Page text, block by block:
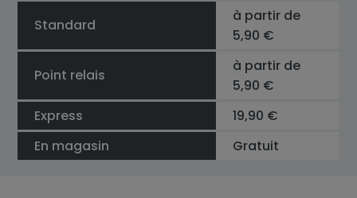
Standard
à partir de
5,90 €
Point relais
à partir de
5,90 €
Express
19,90 €
En magasin
Gratuit